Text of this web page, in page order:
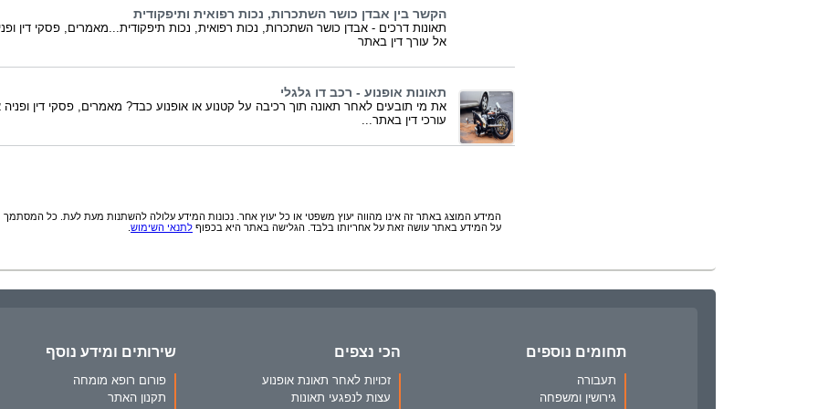
הקשר בין אבדן כושר השתכרות, נכות רפואית ותיפקודית
תאונות דרכים - אבדן כושר השתכרות, נכות רפואית, נכות תיפקודית...מאמרים, פסקי דין
אל עורך דין באתר
תאונות אופנוע - רכב דו גלגלי
את מי תובעים לאחר תאונה תוך רכיבה על קטנוע או אופנוע כבד? מאמרים, פסקי דין ופניה
עורכי דין באתר...
המידע המוצג באתר זה אינו מהווה יעוץ משפטי או כל יעוץ אחר. נכונות המידע עלולה להשתנות מעת לעת. כל המסתמך
על המידע באתר עושה זאת על אחריותו בלבד. הגלישה באתר היא בכפוף לתנאי השימוש
תחומים נוספים
תעבורה
גירושין ומשפחה
הכי נצפים
זכויות לאחר תאונת אופנוע
עצות לנפגעי תאונות
שירותים ומידע נוסף
פורום רופא מומחה
תקנון האתר